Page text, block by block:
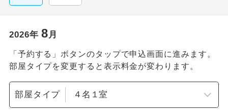
2026年 8月
「予約する」ボタンのタップで申込画面に進みます。
部屋タイプを変更すると表示料金が変わります。
部屋タイプ